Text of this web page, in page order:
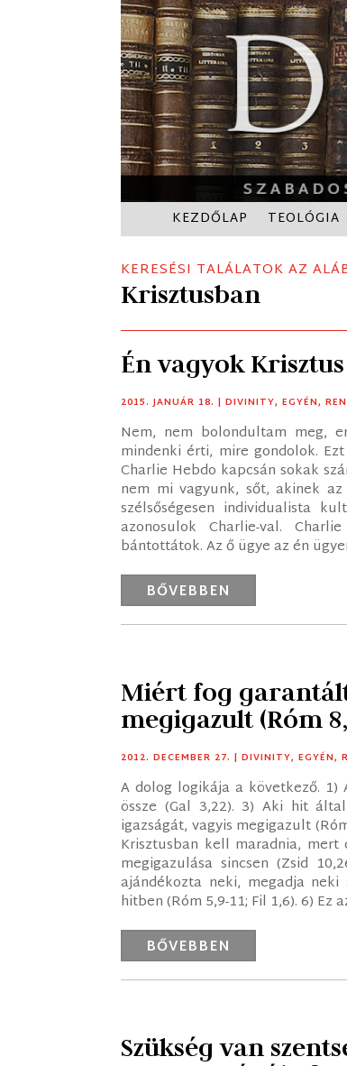
KEZDŐLAP TEOLÓGIA
KERESÉSI TALÁLATOK AZ
Krisztusban
Én vagyok Krisztus
2015. JANUÁR 18. |DIVINITY,EGYÉN,
Nem, nem bolondultam meg,
mindenki érti, mire gondolok.
Charlie Hebdo kapcsán sokak
nem mi vagyunk, sőt, akinek
szélsőségesen individualista
azonosulok Charlie-val.
bántottátok. Az ő ügye az én
BŐVEBBEN
Miért fog
megigazult (Róm
2012. DECEMBER 27. |DIVINITY,EGYÉN,
A dolog logikája a következő.
össze (Gal 3,22). 3) Aki hit
igazságát, vagyis megigazult
Krisztusban kell maradnia, mert
megigazulása sincsen (Zsid
ajándékozta neki, megadja
hitben (Róm 5,9-11; Fil 1,6). 6) Ez
BŐVEBBEN
Szükség van